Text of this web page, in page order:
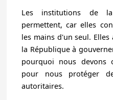
Les institutions de
permettent, car elles
les mains d'un seul.
la République à
pourquoi nous devons
pour nous protéger
autoritaires.